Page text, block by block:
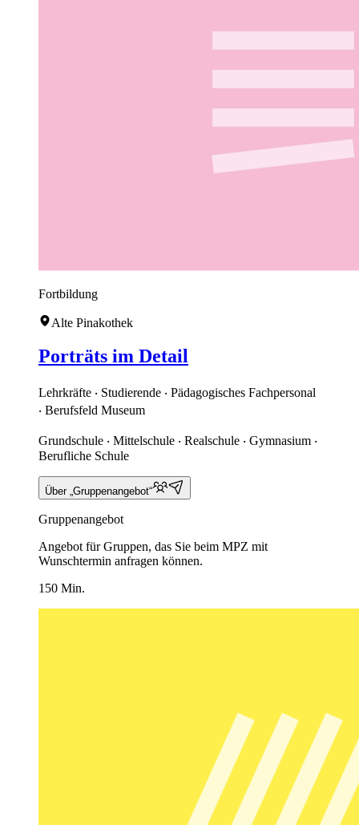
Fortbildung
Alte Pinakothek
Porträts im Detail
Lehrkräfte ‧ Studierende ‧ Pädagogisches Fachpersonal
‧ Berufsfeld Museum
Grundschule ‧ Mittelschule ‧ Realschule ‧ Gymnasium ‧
Berufliche Schule
Über „Gruppenangebot“
Gruppenangebot
Angebot für Gruppen, das Sie beim MPZ mit
Wunschtermin anfragen können.
150 Min.